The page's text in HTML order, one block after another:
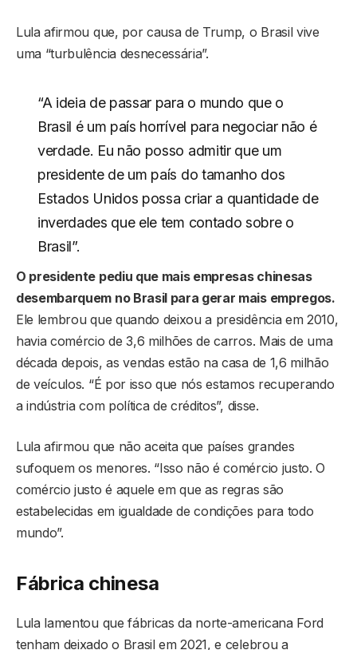
Lula afirmou que, por causa de Trump, o Brasil vive
uma “turbulência desnecessária”.
“A ideia de passar para o mundo que o
Brasil é um país horrível para negociar não é
verdade. Eu não posso admitir que um
presidente de um país do tamanho dos
Estados Unidos possa criar a quantidade de
inverdades que ele tem contado sobre o
Brasil”.
O presidente pediu que mais empresas chinesas
desembarquem no Brasil para gerar mais empregos.
Ele lembrou que quando deixou a presidência em 2010,
havia comércio de 3,6 milhões de carros. Mais de uma
década depois, as vendas estão na casa de 1,6 milhão
de veículos. “É por isso que nós estamos recuperando
a indústria com política de créditos”, disse.
Lula afirmou que não aceita que países grandes
sufoquem os menores. “Isso não é comércio justo. O
comércio justo é aquele em que as regras são
estabelecidas em igualdade de condições para todo
mundo”.
Fábrica chinesa
Lula lamentou que fábricas da norte-americana Ford
tenham deixado o Brasil em 2021, e celebrou a